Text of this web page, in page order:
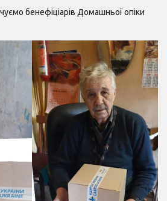
бенефіціарів Домашньої опіки